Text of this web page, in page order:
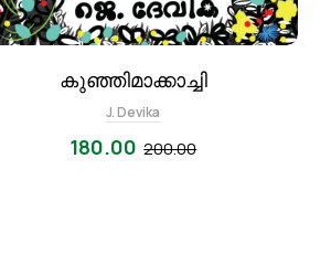
കുഞ്ഞിമാക്കാച്ചി
J. Devika
200.00
180.00